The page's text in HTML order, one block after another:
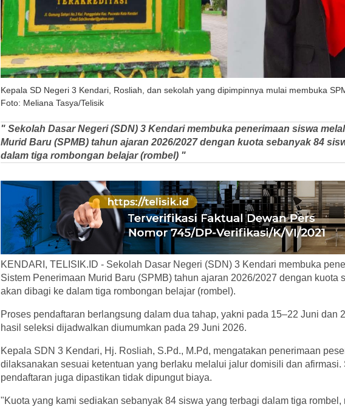
Kepala SD Negeri 3 Kendari, Rosliah, dan sekolah yang dipimpinnya mulai membuka
Foto: Meliana Tasya/Telisik
" Sekolah Dasar Negeri (SDN) 3 Kendari membuka penerimaan siswa
Murid Baru (SPMB) tahun ajaran 2026/2027 dengan kuota sebanyak 84
dalam tiga rombongan belajar (rombel) "
KENDARI, TELISIK.ID - Sekolah Dasar Negeri (SDN) 3 Kendari membuka
Sistem Penerimaan Murid Baru (SPMB) tahun ajaran 2026/2027 dengan kuota
akan dibagi ke dalam tiga rombongan belajar (rombel).
Proses pendaftaran berlangsung dalam dua tahap, yakni pada 15–22 Juni dan
hasil seleksi dijadwalkan diumumkan pada 29 Juni 2026.
Kepala SDN 3 Kendari, Hj. Rosliah, S.Pd., M.Pd, mengatakan penerimaan
dilaksanakan sesuai ketentuan yang berlaku melalui jalur domisili dan afirmasi.
pendaftaran juga dipastikan tidak dipungut biaya.
"Kuota yang kami sediakan sebanyak 84 siswa yang terbagi dalam tiga